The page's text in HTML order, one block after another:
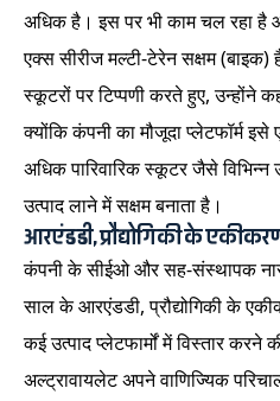
अधिक है। इस पर भी काम चल रहा
एक्स सीरीज मल्टी-टेरेन सक्षम
स्कूटरों पर टिप्पणी करते हुए,
क्योंकि कंपनी का मौजूदा प्लेटफॉर्म
अधिक पारिवारिक स्कूटर जैसे
उत्पाद लाने में सक्षम बनाता है।
आरएंडडी, प्रौद्योगिकी के
कंपनी के सीईओ और सह-संस्थापक
साल के आरएंडडी, प्रौद्योगिकी के
कई उत्पाद प्लेटफार्मों में विस्तार करने
अल्ट्रावायलेट अपने वाणिज्यिक